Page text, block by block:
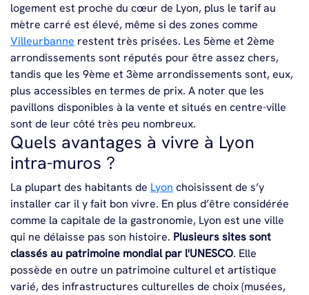
logement est proche du cœur de Lyon, plus le tarif au
mètre carré est élevé, même si des zones comme
Villeurbanne restent très prisées. Les 5ème et 2ème
arrondissements sont réputés pour être assez chers,
tandis que les 9ème et 3ème arrondissements sont, eux,
plus accessibles en termes de prix. A noter que les
pavillons disponibles à la vente et situés en centre-ville
sont de leur côté très peu nombreux.
Quels avantages à vivre à Lyon
intra-muros ?
La plupart des habitants de Lyon choisissent de s’y
installer car il y fait bon vivre. En plus d’être considérée
comme la capitale de la gastronomie, Lyon est une ville
qui ne délaisse pas son histoire. Plusieurs sites sont
classés au patrimoine mondial par l'UNESCO. Elle
possède en outre un patrimoine culturel et artistique
varié, des infrastructures culturelles de choix (musées,